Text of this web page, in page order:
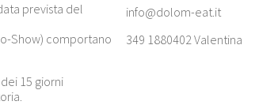
prevista del
Show) comportano
15 giorni
info@dolom-eat.it
349 1880402 Valentina